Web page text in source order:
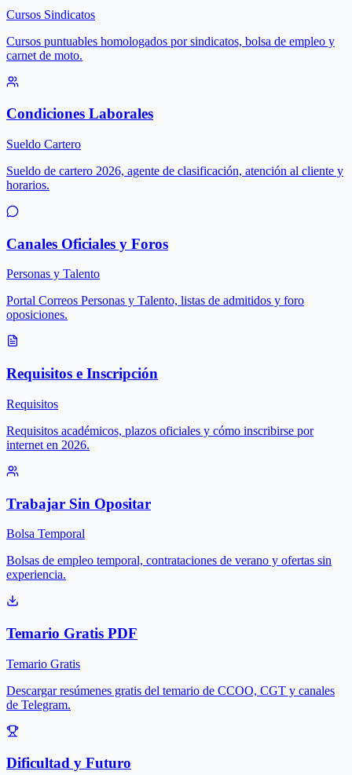
Cursos Sindicatos
Cursos puntuables homologados por sindicatos, bolsa de empleo y
carnet de moto.
Condiciones Laborales
Sueldo Cartero
Sueldo de cartero 2026, agente de clasificación, atención al cliente y
horarios.
Canales Oficiales y Foros
Personas y Talento
Portal Correos Personas y Talento, listas de admitidos y foro
oposiciones.
Requisitos e Inscripción
Requisitos
Requisitos académicos, plazos oficiales y cómo inscribirse por
internet en 2026.
Trabajar Sin Opositar
Bolsa Temporal
Bolsas de empleo temporal, contrataciones de verano y ofertas sin
experiencia.
Temario Gratis PDF
Temario Gratis
Descargar resúmenes gratis del temario de CCOO, CGT y canales
de Telegram.
Dificultad y Futuro